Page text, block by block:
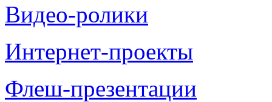
Видео-ролики
Интернет-проекты
Флеш-презентации